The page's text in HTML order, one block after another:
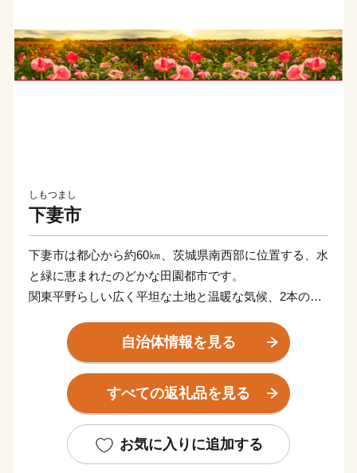
しもつまし
下妻市
下妻市は都心から約60㎞、茨城県南西部に位置する、水
と緑に恵まれたのどかな田園都市です。
関東平野らしい広く平坦な土地と温暖な気候、2本の一
た各種農産物を生産しています。
郊外には大規模商業施設等もあり、シティライフとスロ
ーライフのバランスのとれた過ごしやすい街です。
本サイトの運営は、下妻市ふるさと納税サポートセンタ
ーが行っております。
自治体情報を見る
すべての返礼品を見る
お気に入りに追加する